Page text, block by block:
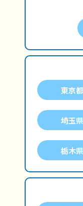
東京都
埼玉県
栃木県